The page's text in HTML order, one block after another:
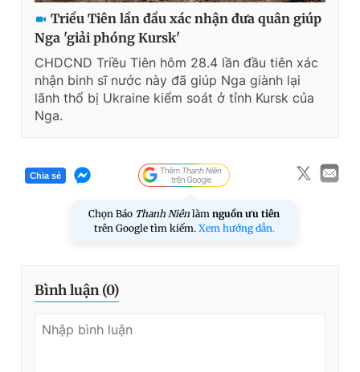
Triều Tiên lần đầu xác nhận đưa quân giúp
Nga 'giải phóng Kursk'
CHDCND Triều Tiên hôm 28.4 lần đầu tiên xác
nhận binh sĩ nước này đã giúp Nga giành lại
lãnh thổ bị Ukraine kiểm soát ở tỉnh Kursk của
Nga.
Chia sẻ
Chọn Báo Thanh Niên làm nguồn ưu tiên
trên Google tìm kiếm. Xem hướng dẫn.
Bình luận (0)